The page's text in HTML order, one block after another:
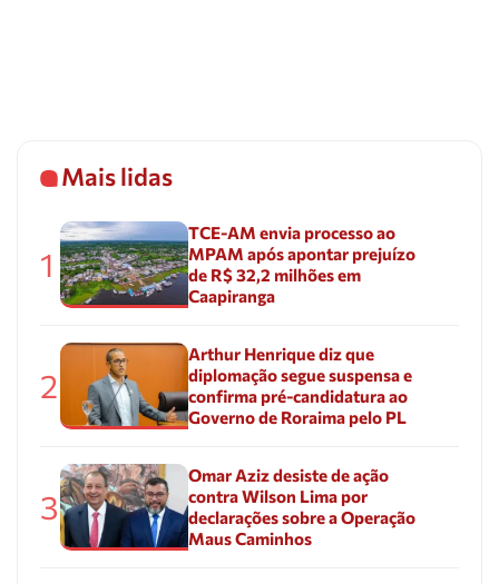
Mais lidas
1
TCE-AM envia processo ao
MPAM após apontar prejuízo
de R$ 32,2 milhões em
Caapiranga
2
Arthur Henrique diz que
diplomação segue suspensa e
confirma pré-candidatura ao
Governo de Roraima pelo PL
3
Omar Aziz desiste de ação
contra Wilson Lima por
declarações sobre a Operação
Maus Caminhos